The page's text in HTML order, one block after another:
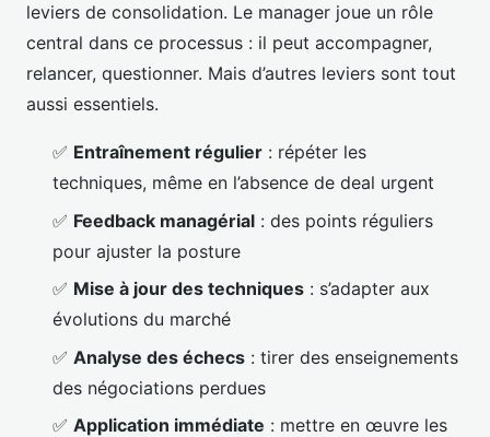
leviers de consolidation. Le manager joue un rôle
central dans ce processus : il peut accompagner,
relancer, questionner. Mais d’autres leviers sont tout
aussi essentiels.
✅ Entraînement régulier : répéter les
techniques, même en l’absence de deal urgent
✅ Feedback managérial : des points réguliers
pour ajuster la posture
✅ Mise à jour des techniques : s’adapter aux
évolutions du marché
✅ Analyse des échecs : tirer des enseignements
des négociations perdues
✅ Application immédiate : mettre en œuvre les